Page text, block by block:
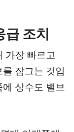
급 조치
가장 빠르고
잠그는 것입
상수도 밸브